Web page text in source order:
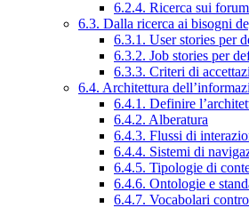
6.2.4. Ricerca sui forum
6.3. Dalla ricerca ai bisogni
6.3.1. User stories per
6.3.2. Job stories per
6.3.3. Criteri di
6.4. Architettura
6.4.1. Definire
6.4.2. Alberatura
6.4.3. Flussi di
6.4.4. Sistemi di
6.4.5. Tipologie di
6.4.6. Ontologie e
6.4.7. Vocabolari